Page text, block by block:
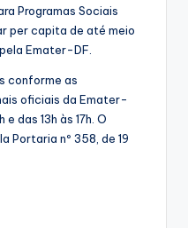
Programas Sociais
per capita de até meio
Emater-DF.
conforme as
oficiais da Emater-
das 13h às 17h. O
Portaria nº 358, de 19